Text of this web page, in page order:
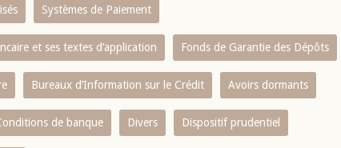
Systèmes de Paiement
et ses textes d’application Fonds de Garantie des Dépôts
Bureaux d’Information sur le Crédit Avoirs dormants
de banque Divers Dispositif prudentiel